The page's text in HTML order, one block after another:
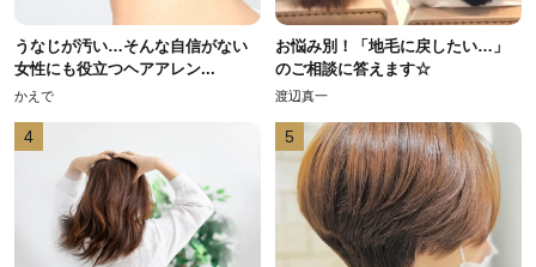
うなじが汚い…そんな自信がない
女性にも役立つヘアアレン...
かえで
お悩み別！「地毛に戻したい…」
のご相談に答えます☆
渡辺真一
4 5